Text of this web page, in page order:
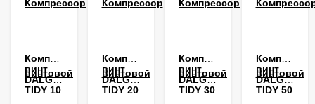
Компрессор
винтовой
DALGAKIRAN
TIDY 10
Компрессор
винтовой
DALGAKIRAN
TIDY 20
Компрессор
винтовой
DALGAKIRAN
TIDY 30
винтовой
TIDY 50